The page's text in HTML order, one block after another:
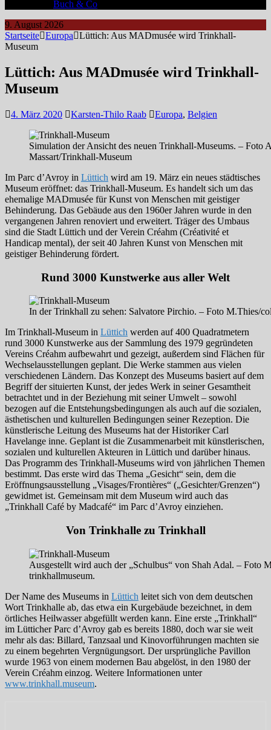
Buch & Co
9. August 2026
Startseite Europa
Lüttich: Aus MADmusée wird Trinkhall-
Museum
Lüttich: Aus MADmusée wird Trinkhall-
Museum
4. März 2020 Karsten-Thilo Raab Europa, Belgien
Simulation der Ansicht des neuen Trinkhall-Museums. – Foto
Massart/Trinkhall-Museum
Im Parc d’Avroy in Lüttich wird am 19. März ein neues städtisches
Museum eröffnet: das Trinkhall-Museum. Es handelt sich um das
ehemalige MADmusée für Kunst von Menschen mit geistiger
Behinderung. Das Gebäude aus den 1960er Jahren wurde in den
vergangenen Jahren renoviert und erweitert. Träger des Umbaus
sind die Stadt Lüttich und der Verein Créahm (Créativité et
Handicap mental), der seit 40 Jahren Kunst von Menschen mit
geistiger Behinderung fördert.
Rund 3000 Kunstwerke aus aller Welt
In der Trinkhall zu sehen: Salvatore Pirchio. – Foto M.Thies/
Im Trinkhall-Museum in Lüttich werden auf 400 Quadratmetern
rund 3000 Kunstwerke aus der Sammlung des 1979 gegründeten
Vereins Créahm aufbewahrt und gezeigt, außerdem sind Flächen für
Wechselausstellungen geplant. Die Werke stammen aus vielen
verschiedenen Ländern. Das Konzept des Museums basiert auf dem
Begriff der situierten Kunst, der jedes Werk in seiner Gesamtheit
betrachtet und in der Beziehung mit seiner Umwelt – sowohl
bezogen auf die Entstehungsbedingungen als auch auf die sozialen,
ästhetischen und kulturellen Bedingungen seiner Rezeption. Die
künstlerische Leitung des Museums hat der Historiker Carl
Havelange inne. Geplant ist die Zusammenarbeit mit künstlerischen,
sozialen und kulturellen Akteuren in Lüttich und darüber hinaus.
Das Programm des Trinkhall-Museums wird von jährlichen Themen
bestimmt. Das erste wird das Thema „Gesicht“ sein, dem die
Eröffnungsausstellung „Visages/Frontières“ („Gesichter/Grenzen“)
gewidmet ist. Gemeinsam mit dem Museum wird auch das
„Trinkhall Café by Madcafé“ im Parc d’Avroy einziehen.
Von Trinkhalle zu Trinkhall
Ausgestellt wird auch der „Schulbus“ von Shah Adal. – Foto
trinkhallmuseum.
Der Name des Museums in Lüttich leitet sich von dem deutschen
Wort Trinkhalle ab, das etwa ein Kurgebäude bezeichnet, in dem
örtliches Heilwasser abgefüllt werden kann. Eine erste „Trinkhall“
im Lütticher Parc d’Avroy gab es bereits 1880, doch war sie weit
mehr als das: Billard, Tanzsaal und Kinovorführungen machten sie
zu einem begehrten Vergnügungsort. Der ursprüngliche Pavillon
wurde 1963 von einem modernen Bau abgelöst, in den 1980 der
Verein Créahm einzog. Weitere Informationen unter
www.trinkhall.museum.